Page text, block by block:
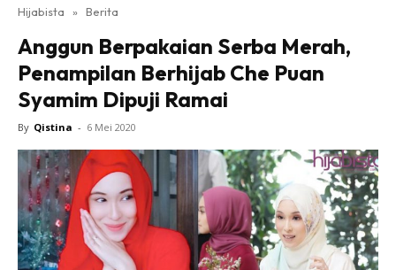
Hijabista » Berita
Anggun Berpakaian Serba Merah,
Penampilan Berhijab Che Puan
Syamim Dipuji Ramai
By Qistina - 6 Mei 2020